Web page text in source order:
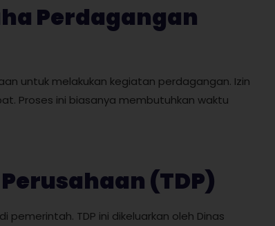
Perdagangan
untuk melakukan kegiatan perdagangan. Izin
Proses ini biasanya membutuhkan waktu
(TDP)
TDP ini dikeluarkan oleh Dinas